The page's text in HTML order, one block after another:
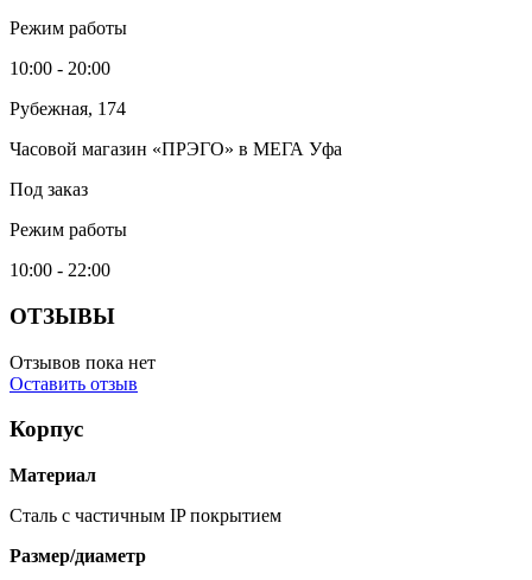
Режим работы
10:00 - 20:00
Рубежная, 174
Часовой магазин «ПРЭГО» в МЕГА Уфа
Под заказ
Режим работы
10:00 - 22:00
ОТЗЫВЫ
Отзывов пока нет
Оставить отзыв
Корпус
Материал
Сталь с частичным IP покрытием
Размер/диаметр